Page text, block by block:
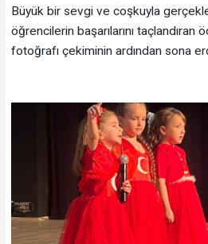
Büyük bir sevgi ve coşkuyla
öğrencilerin başarılarını taçlandıran
fotoğrafı çekiminin ardından sona